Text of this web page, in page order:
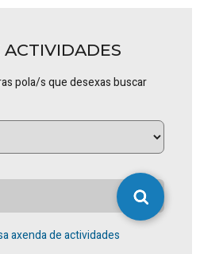
pola/s que desexas buscar
axenda de actividades